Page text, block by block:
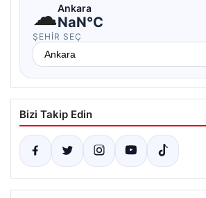
☁Ankara
NaN°C
ŞEHIR SEÇ
Bizi Takip Edin